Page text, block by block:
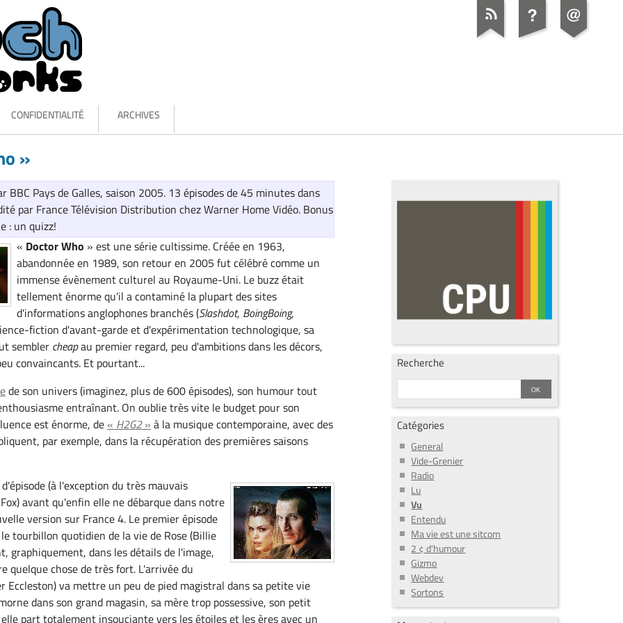
CONFIDENTIALITÉ ARCHIVES
»
BBC Pays de Galles, saison 2005. 13 épisodes de 45 minutes dans
par France Télévision Distribution chez Warner Home Vidéo. Bonus
: un quizz!
« Doctor Who » est une série cultissime. Créée en 1963,
abandonnée en 1989, son retour en 2005 fut célébré comme un
immense évènement culturel au Royaume-Uni. Le buzz était
tellement énorme qu'il a contaminé la plupart des sites
d'informations anglophones branchés (Slashdot, BoingBoing,
fiction d'avant-garde et d'expérimentation technologique, sa
sembler cheapau premier regard, peu d'ambitions dans les décors,
convaincants. Et pourtant...
de son univers (imaginez, plus de 600 épisodes), son humour tout
entraînant. On oublie très vite le budget pour son
est énorme, de« H2G2» à la musique contemporaine, avec des
par exemple, dans la récupération des premières saisons
(à l'exception du très mauvais
avant qu'enfin elle ne débarque dans notre
version sur France 4. Le premier épisode
tourbillon quotidien de la vie de Rose (Billie
graphiquement, dans les détails de l'image,
quelque chose de très fort. L'arrivée du
Eccleston) va mettre un peu de pied magistral dans sa petite vie
dans son grand magasin, sa mère trop possessive, son petit
part totalement insouciante vers les étoiles et les ères avec un
Recherche
Catégories
General
Vide-Grenier
Radio
Lu
Vu
Entendu
Ma vie est une sitcom
2 ¢ d'humour
Gizmo
Webdev
Sortons